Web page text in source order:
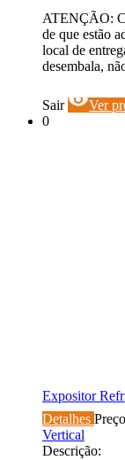
ATENÇÃO:
de que estão
local de
desembala,
Sair visibilityVer
0
Expositor
Detalhes
Vertical
Descrição: